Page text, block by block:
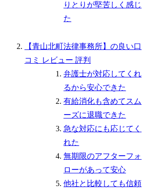
りとりが堅苦しく感じ
た
【青山北町法律事務所】の良い口
コミ レビュー 評判
弁護士が対応してくれ
るから安心できた
有給消化も含めてスム
ーズに退職できた
急な対応にも応じてく
れた
無期限のアフターフォ
ローがあって安心
他社と比較しても信頼